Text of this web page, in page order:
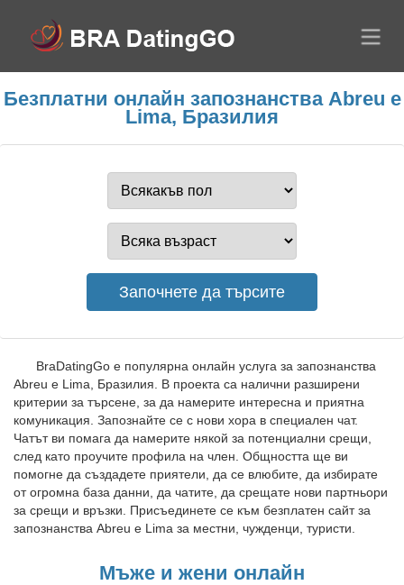
Безплатни онлайн запознанства Abreu e
Lima, Бразилия
BraDatingGo е популярна онлайн услуга за запознанства
Abreu e Lima, Бразилия. В проекта са налични разширени
критерии за търсене, за да намерите интересна и приятна
комуникация. Запознайте се с нови хора в специален чат.
Чатът ви помага да намерите някой за потенциални срещи,
след като проучите профила на член. Общността ще ви
помогне да създадете приятели, да се влюбите, да избирате
от огромна база данни, да чатите, да срещате нови партньори
за срещи и връзки. Присъединете се към безплатен сайт за
запознанства Abreu e Lima за местни, чужденци, туристи.
Мъже и жени онлайн